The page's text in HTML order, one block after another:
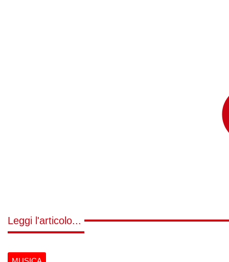
Leggi l'articolo...